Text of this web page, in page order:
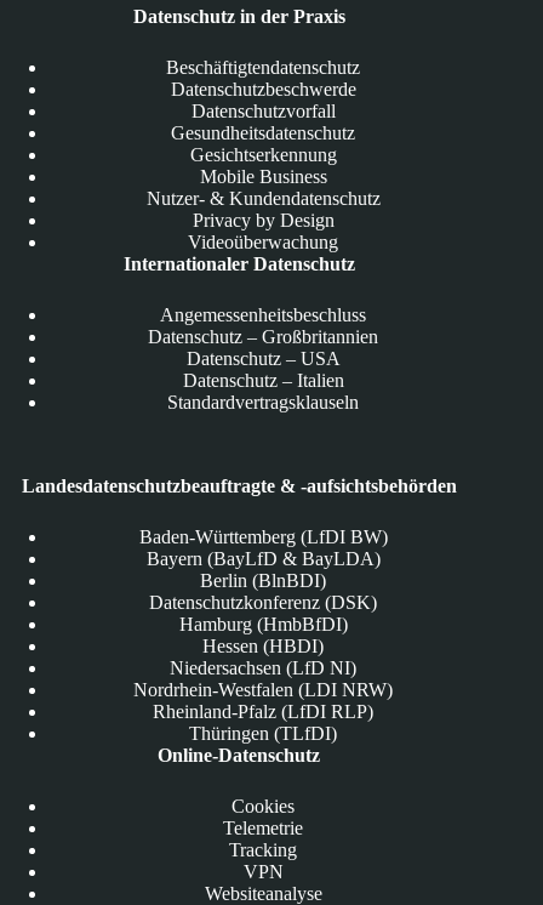
Datenschutz in der Praxis
Beschäftigtendatenschutz
Datenschutzbeschwerde
Datenschutzvorfall
Gesundheitsdatenschutz
Gesichtserkennung
Mobile Business
Nutzer- & Kundendatenschutz
Privacy by Design
Videoüberwachung
Internationaler Datenschutz
Angemessenheitsbeschluss
Datenschutz – Großbritannien
Datenschutz – USA
Datenschutz – Italien
Standardvertragsklauseln
Landesdatenschutzbeauftragte & -aufsichtsbehörden
Baden-Württemberg (LfDI BW)
Bayern (BayLfD & BayLDA)
Berlin (BlnBDI)
Datenschutzkonferenz (DSK)
Hamburg (HmbBfDI)
Hessen (HBDI)
Niedersachsen (LfD NI)
Nordrhein-Westfalen (LDI NRW)
Rheinland-Pfalz (LfDI RLP)
Thüringen (TLfDI)
Online-Datenschutz
Cookies
Telemetrie
Tracking
VPN
Websiteanalyse